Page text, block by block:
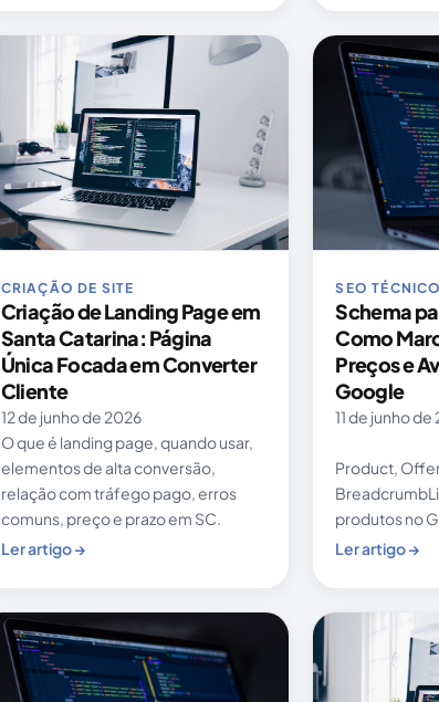
CRIAÇÃO DE SITE
Criação de Landing Page em
Santa Catarina: Página
Única Focada em Converter
Cliente
12 de junho de 2026
O que é landing page, quando usar,
elementos de alta conversão,
relação com tráfego pago, erros
comuns, preço e prazo em SC.
Ler artigo →
SEO TÉCNICO
Schema
Como
Preços e
Google
11 de junho de
Product,
produtos no
Ler artigo →